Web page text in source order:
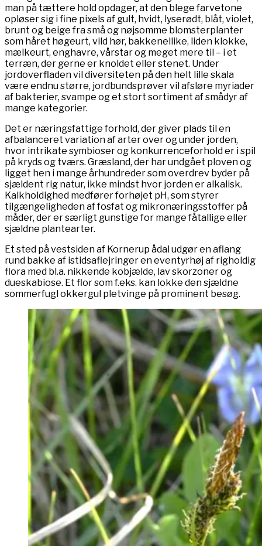
man på tættere hold opdager, at den blege farvetone
opløser sig i fine pixels af gult, hvidt, lyserødt, blåt, violet,
brunt og beige fra små og nøjsomme blomsterplanter
som håret høgeurt, vild hør, bakkenellike, liden klokke,
mælkeurt, enghavre, vårstar og meget mere til – i et
terræn, der gerne er knoldet eller stenet. Under
jordoverfladen vil diversiteten på den helt lille skala
være endnu større, jordbundsprøver vil afsløre myriader
af bakterier, svampe og et stort sortiment af smådyr af
mange kategorier.
Det er næringsfattige forhold, der giver plads til en
afbalanceret variation af arter over og under jorden,
hvor intrikate symbioser og konkurrenceforhold er i spil
på kryds og tværs. Græsland, der har undgået ploven og
ligget hen i mange århundreder som overdrev byder på
sjældent rig natur, ikke mindst hvor jorden er alkalisk.
Kalkholdighed medfører forhøjet pH, som styrer
tilgængeligheden af fosfat og mikronæringsstoffer på
måder, der er særligt gunstige for mange fåtallige eller
sjældne plantearter.
Et sted på vestsiden af Kornerup ådal udgør en aflang
rund bakke af istidsaflejringer en eventyrhøj af righoldig
flora med bl.a. nikkende kobjælde, lav skorzoner og
dueskabiose. Et flor som f.eks. kan lokke den sjældne
sommerfugl okkergul pletvinge på prominent besøg.